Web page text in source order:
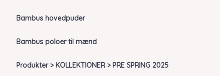
Bambus hovedpuder
Bambus poloer til mænd
Produkter > KOLLEKTIONER > PRE SPRING 2025